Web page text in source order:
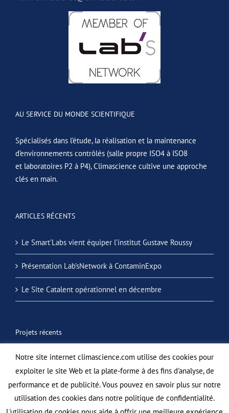
AU SERVICE DU MONDE SCIENTIFIQUE
Spécialisés dans l’étude, la réalisation et la maintenance
d’environnements contrôlés (salle propre ISO4 à ISO8
et laboratoires P2 à P4), Climascience cultive une approche
clés en main.
ARTICLES RÉCENTS
Le Smart’Labs vient équiper l’institut Gustave Roussy
Présentation Lab’sNetwork à ContaminExpo
Le Site Catalent opérationnel en décembre
Projets récents
Notre site internet climascience.com utilise des cookies pour
exploiter le site Web et la plate-forme à des fins d'analyse, de
performance et de publicité. Vous pouvez en savoir plus sur notre
utilisation des cookies dans notre politique de confidentialité.